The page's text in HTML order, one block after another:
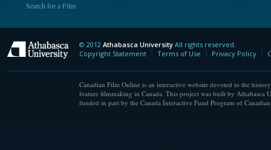
Search for a Film
Athabasca University
© 2012 Athabasca University All rights reserved.
Copyright Statement
Terms of Use Privacy Policy
Canadian Film Online is an interactive website devoted to the
feature filmmaking in Canada. This project was built by Athabasca
funded in part by the Canada Interactive Fund Program of